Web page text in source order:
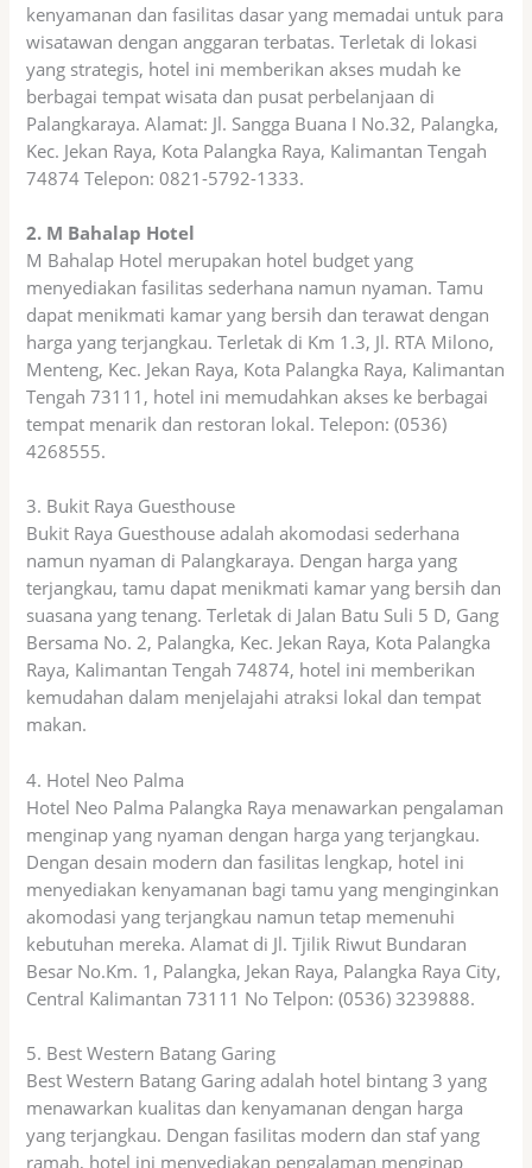
kenyamanan dan fasilitas dasar yang memadai untuk para
wisatawan dengan anggaran terbatas. Terletak di lokasi
yang strategis, hotel ini memberikan akses mudah ke
berbagai tempat wisata dan pusat perbelanjaan di
Palangkaraya. Alamat: Jl. Sangga Buana I No.32, Palangka,
Kec. Jekan Raya, Kota Palangka Raya, Kalimantan Tengah
74874 Telepon: 0821-5792-1333.
2. M Bahalap Hotel
M Bahalap Hotel merupakan hotel budget yang
menyediakan fasilitas sederhana namun nyaman. Tamu
dapat menikmati kamar yang bersih dan terawat dengan
harga yang terjangkau. Terletak di Km 1.3, Jl. RTA Milono,
Menteng, Kec. Jekan Raya, Kota Palangka Raya, Kalimantan
Tengah 73111, hotel ini memudahkan akses ke berbagai
tempat menarik dan restoran lokal. Telepon: (0536)
4268555.
3. Bukit Raya Guesthouse
Bukit Raya Guesthouse adalah akomodasi sederhana
namun nyaman di Palangkaraya. Dengan harga yang
terjangkau, tamu dapat menikmati kamar yang bersih dan
suasana yang tenang. Terletak di Jalan Batu Suli 5 D, Gang
Bersama No. 2, Palangka, Kec. Jekan Raya, Kota Palangka
Raya, Kalimantan Tengah 74874, hotel ini memberikan
kemudahan dalam menjelajahi atraksi lokal dan tempat
makan.
4. Hotel Neo Palma
Hotel Neo Palma Palangka Raya menawarkan pengalaman
menginap yang nyaman dengan harga yang terjangkau.
Dengan desain modern dan fasilitas lengkap, hotel ini
menyediakan kenyamanan bagi tamu yang menginginkan
akomodasi yang terjangkau namun tetap memenuhi
kebutuhan mereka. Alamat di Jl. Tjilik Riwut Bundaran
Besar No.Km. 1, Palangka, Jekan Raya, Palangka Raya City,
Central Kalimantan 73111 No Telpon: (0536) 3239888.
5. Best Western Batang Garing
Best Western Batang Garing adalah hotel bintang 3 yang
menawarkan kualitas dan kenyamanan dengan harga
yang terjangkau. Dengan fasilitas modern dan staf yang
ramah, hotel ini menyediakan pengalaman menginap